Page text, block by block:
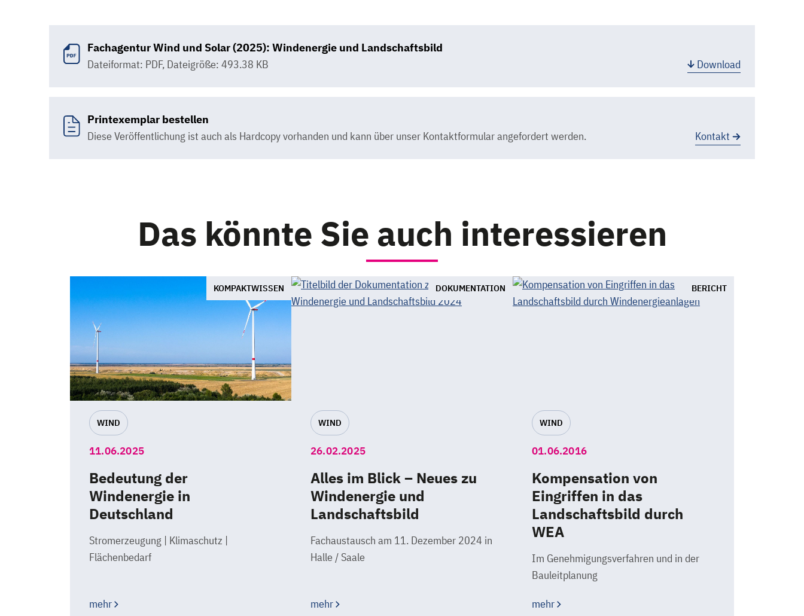
Fachagentur Wind und Solar (2025): Windenergie und Landschaftsbild
Dateiformat: PDF, Dateigröße: 493.38 KB Download
Printexemplar bestellen
Diese Veröffentlichung ist auch als Hardcopy vorhanden und kann über unser Kontaktformular angefordert werden.
Kontakt
Das könnte Sie auch interessieren
KOMPAKTWISSEN
WIND
11.06.2025
Bedeutung der
Windenergie in
Deutschland
Stromerzeugung | Klimaschutz |
Flächenbedarf
mehr
DOKUMENTATION
WIND
26.02.2025
Alles im Blick – Neues zu
Windenergie und
Landschaftsbild
Fachaustausch am 11. Dezember 2024 in
Halle / Saale
mehr
BERICHT
WIND
01.06.2016
Kompensation von
Eingriffen in das
Landschaftsbild durch
WEA
Im Genehmigungsverfahren und in der
Bauleitplanung
mehr